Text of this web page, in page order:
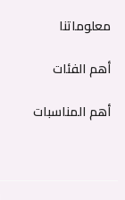
معلوماتنا
أهم الفئات
أهم المناسبات